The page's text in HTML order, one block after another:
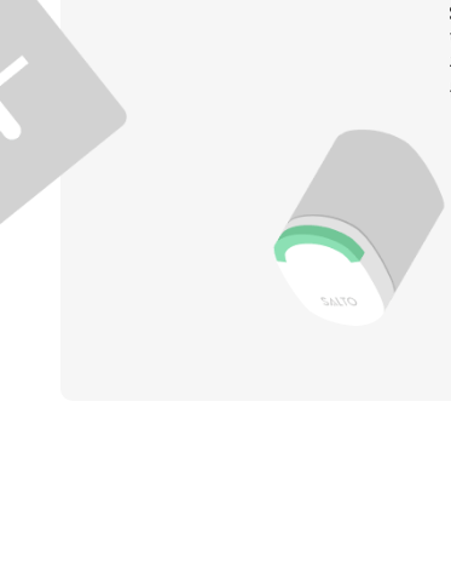
Australia / New Zealand
English